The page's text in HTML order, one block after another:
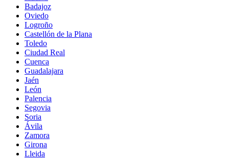
Badajoz
Oviedo
Logroño
Castellón de la Plana
Toledo
Ciudad Real
Cuenca
Guadalajara
Jaén
León
Palencia
Segovia
Soria
Ávila
Zamora
Girona
Lleida